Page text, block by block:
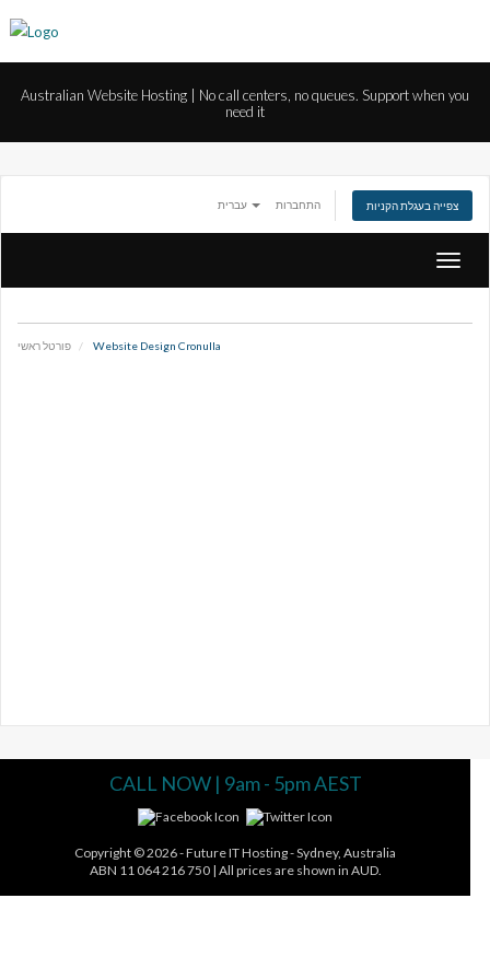
Australian Website Hosting | No call centers, no queues. Support when you
need it
התחברות צפייה בעגלת הקניות
הפעלת
ניווט
פורטל ראשי Website Design Cronulla
CALL NOW | 9am - 5pm AEST
Copyright © 2026 -Future IT Hosting - Sydney, Australia
ABN 11 064 216 750 | All prices are shown in AUD.